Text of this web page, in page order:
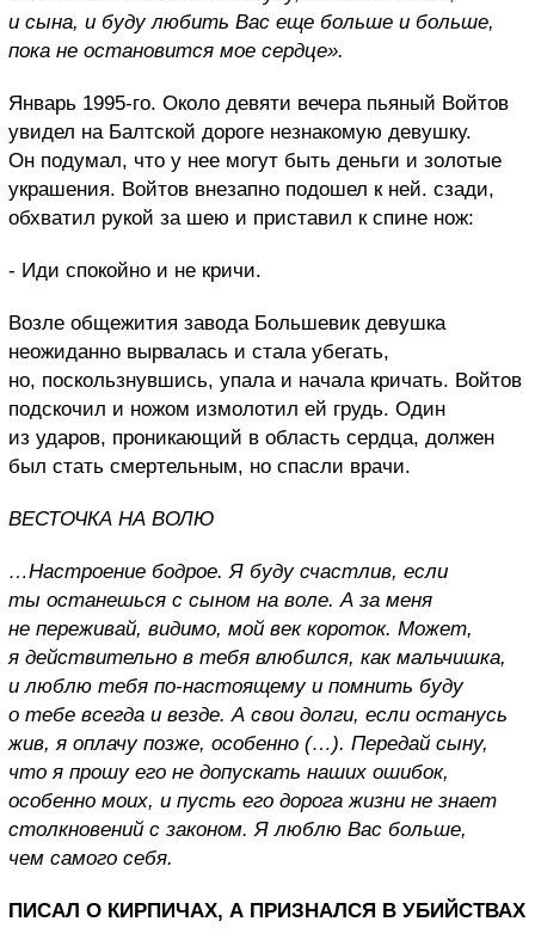
и сына, и буду любить Вас еще больше и больше,
пока не остановится мое сердце».
Январь 1995-го. Около девяти вечера пьяный Войтов
увидел на Балтской дороге незнакомую девушку.
Он подумал, что у нее могут быть деньги и золотые
украшения. Войтов внезапно подошел к ней. сзади,
обхватил рукой за шею и приставил к спине нож:
- Иди спокойно и не кричи.
Возле общежития завода Большевик девушка
неожиданно вырвалась и стала убегать,
но, поскользнувшись, упала и начала кричать. Войтов
подскочил и ножом измолотил ей грудь. Один
из ударов, проникающий в область сердца, должен
был стать смертельным, но спасли врачи.
ВЕСТОЧКА НА ВОЛЮ
…Настроение бодрое. Я буду счастлив, если
ты останешься с сыном на воле. А за меня
не переживай, видимо, мой век короток. Может,
я действительно в тебя влюбился, как мальчишка,
и люблю тебя по-настоящему и помнить буду
о тебе всегда и везде. А свои долги, если останусь
жив, я оплачу позже, особенно (…). Передай сыну,
что я прошу его не допускать наших ошибок,
особенно моих, и пусть его дорога жизни не знает
столкновений с законом. Я люблю Вас больше,
чем самого себя.
ПИСАЛ О КИРПИЧАХ, А ПРИЗНАЛСЯ В УБИЙСТВАХ